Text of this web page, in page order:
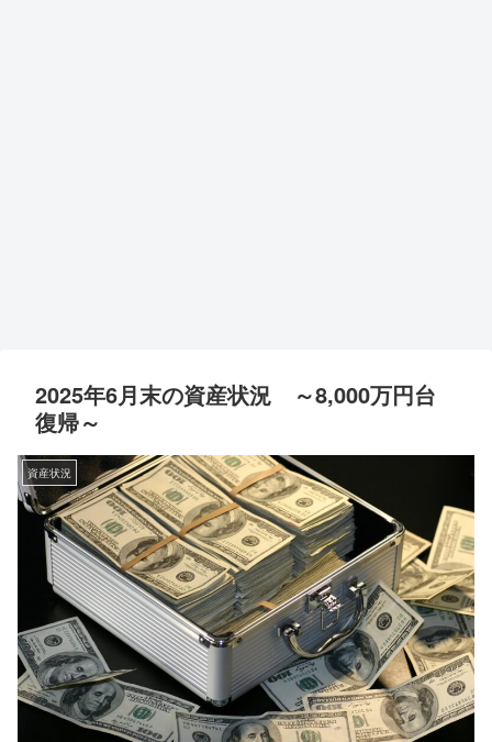
2025年6月末の資産状況 ～8,000万円台
復帰～
資産状況